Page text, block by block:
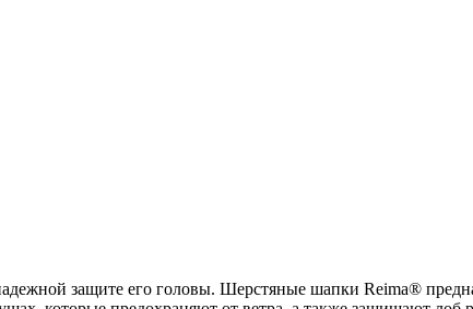
защите его головы. Шерстяные шапки Reima®